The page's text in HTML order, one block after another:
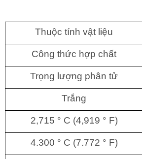
Thuộc tính vật liệu
Công thức hợp chất
Trọng lượng phân tử
Trắng
2,715 ° C (4,919 ° ​​F)
4.300 ° C (7.772 ° F)